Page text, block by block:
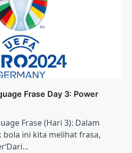
Frase Day 3: Power
Frase (Hari 3): Dalam
bola ini kita melihat frasa,